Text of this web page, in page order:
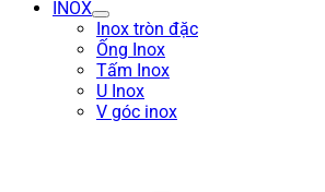
INOX
Inox tròn đặc
Ống Inox
Tấm Inox
U Inox
V góc inox